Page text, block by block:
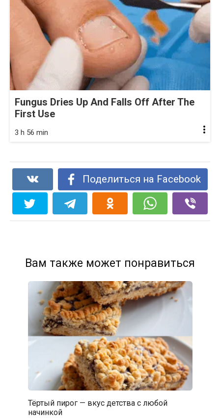
Fungus Dries Up And Falls Off After The
First Use
3 h 56 min
Поделиться на Facebook
Вам также может понравиться
Тёртый пирог — вкус детства с любой
начинкой